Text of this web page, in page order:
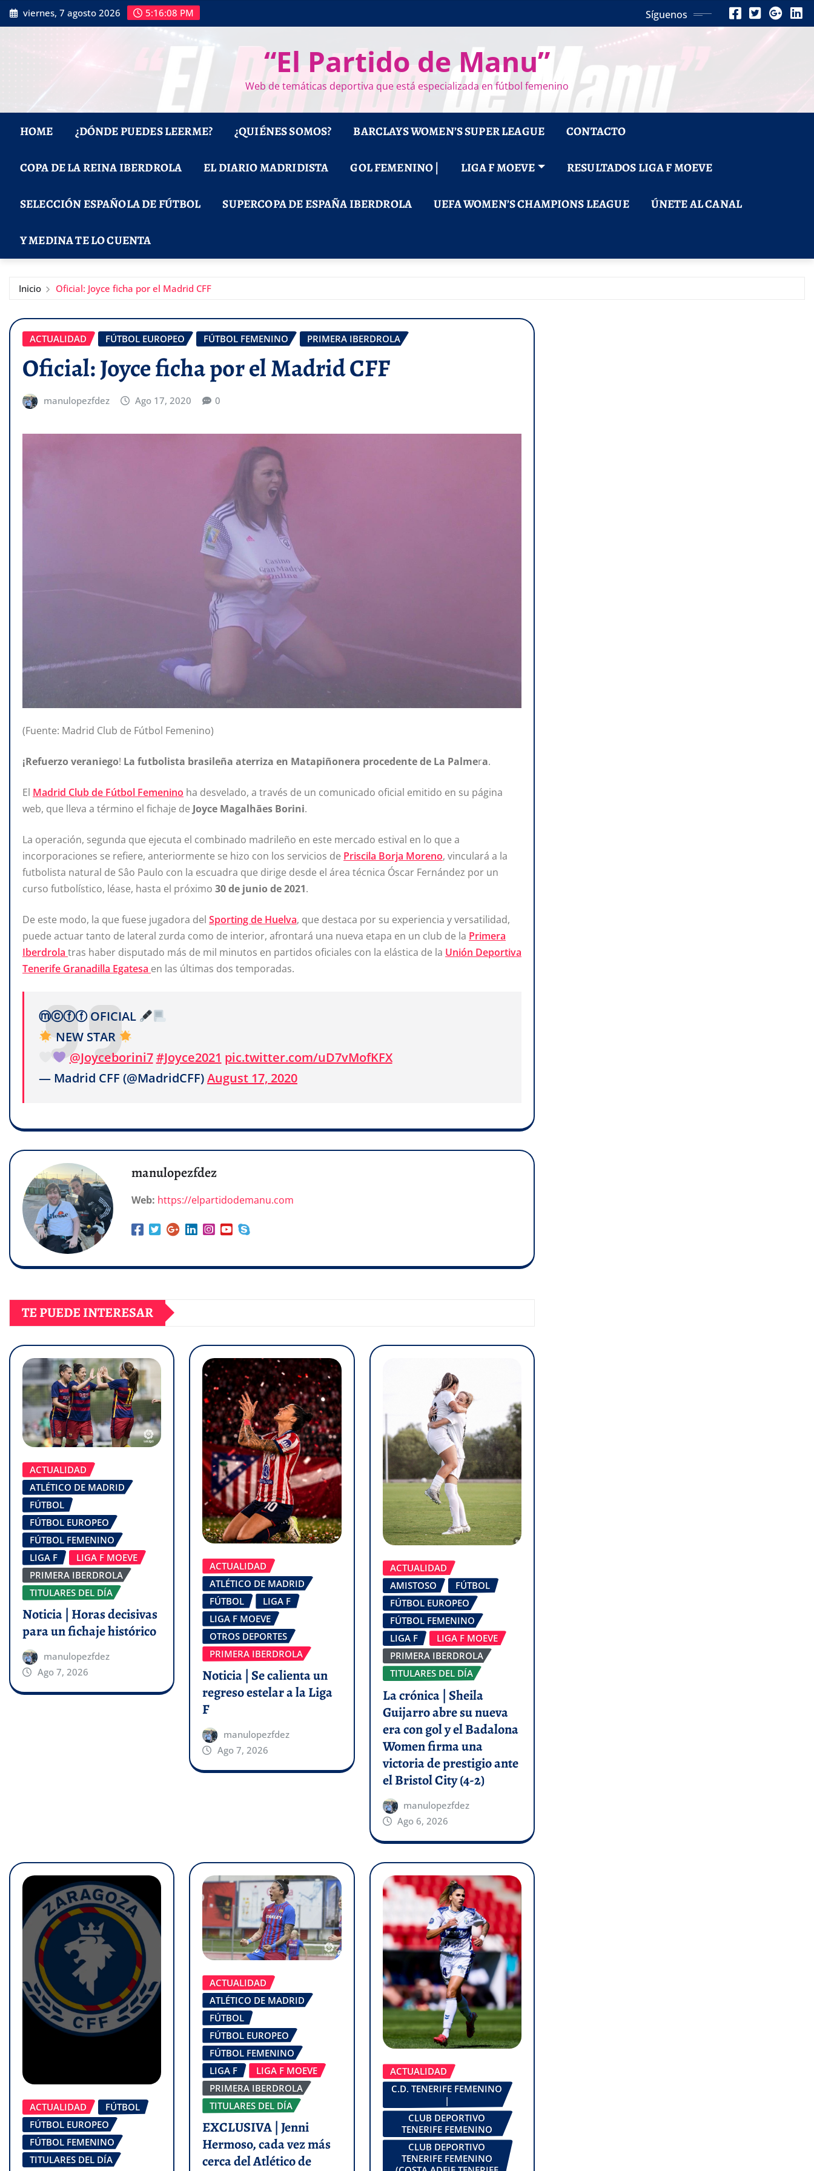
Saltar
al
viernes, 7 agosto 2026 5:16:10 PM Síguenos
“El Partido de Manu”
Web de temáticas deportiva que está especializada en fútbol femenino
HOME ¿DÓNDE PUEDES LEERME? ¿QUIÉNES SOMOS? BARCLAYS WOMEN’S SUPER LEAGUE CONTACTO
COPA DE LA REINA IBERDROLA EL DIARIO MADRIDISTA GOL FEMENINO | LIGA F MOEVE RESULTADOS LIGA F MOEVE
SELECCIÓN ESPAÑOLA DE FÚTBOL SUPERCOPA DE ESPAÑA IBERDROLA UEFA WOMEN’S CHAMPIONS LEAGUE ÚNETE AL CANAL
Y MEDINA TE LO CUENTA
Inicio Oficial: Joyce ficha por el Madrid CFF
ACTUALIDAD FÚTBOL EUROPEO FÚTBOL FEMENINO PRIMERA IBERDROLA
Oficial: Joyce ficha por el Madrid CFF
manulopezfdez Ago 17, 2020 0
(Fuente: Madrid Club de Fútbol Femenino)
¡Refuerzo veraniego! La futbolista brasileña aterriza en Matapiñonera procedente de La Palmera.
El Madrid Club de Fútbol Femenino ha desvelado, a través de un comunicado oficial emitido en su página
web, que lleva a término el fichaje de Joyce Magalhães Borini.
La operación, segunda que ejecuta el combinado madrileño en este mercado estival en lo que a
incorporaciones se refiere, anteriormente se hizo con los servicios de Priscila Borja Moreno, vinculará a la
futbolista natural de Sâo Paulo con la escuadra que dirige desde el área técnica Óscar Fernández por un
curso futbolístico, léase, hasta el próximo 30 de junio de 2021.
De este modo, la que fuese jugadora del Sporting de Huelva, que destaca por su experiencia y versatilidad,
puede actuar tanto de lateral zurda como de interior, afrontará una nueva etapa en un club de la Primera
Iberdrola tras haber disputado más de mil minutos en partidos oficiales con la elástica de la Unión Deportiva
Tenerife Granadilla Egatesa en las últimas dos temporadas.
ⓜⓒⓕⓕ OFICIAL
NEW STAR
@Joyceborini7 #Joyce2021 pic.twitter.com/uD7vMofKFX
— Madrid CFF (@MadridCFF)August 17, 2020
manulopezfdez
Web: https://elpartidodemanu.com
TE PUEDE INTERESAR
ACTUALIDAD
ATLÉTICO DE MADRID
FÚTBOL
FÚTBOL EUROPEO
FÚTBOL FEMENINO
LIGA F
LIGA F MOEVE
PRIMERA IBERDROLA
TITULARES DEL DÍA
Noticia | Horas decisivas
para un fichaje histórico
manulopezfdez
Ago 7, 2026
ACTUALIDAD
ATLÉTICO DE MADRID
FÚTBOL
LIGA F
LIGA F MOEVE
OTROS DEPORTES
PRIMERA IBERDROLA
Noticia | Se calienta un
regreso estelar a la Liga
F
manulopezfdez
Ago 7, 2026
ACTUALIDAD
AMISTOSO
FÚTBOL
FÚTBOL EUROPEO
FÚTBOL FEMENINO
LIGA F
LIGA F MOEVE
PRIMERA IBERDROLA
TITULARES DEL DÍA
La crónica | Sheila
Guijarro abre su nueva
era con gol y el Badalona
Women firma una
victoria de prestigio ante
el Bristol City (4-2)
manulopezfdez
Ago 6, 2026
ACTUALIDAD
FÚTBOL
FÚTBOL EUROPEO
FÚTBOL FEMENINO
TITULARES DEL DÍA
ACTUALIDAD
ATLÉTICO DE MADRID
FÚTBOL
FÚTBOL EUROPEO
FÚTBOL FEMENINO
LIGA F
LIGA F MOEVE
PRIMERA IBERDROLA
TITULARES DEL DÍA
EXCLUSIVA | Jenni
Hermoso, cada vez más
cerca del Atlético de
ACTUALIDAD
C.D. TENERIFE FEMENINO
|
CLUB DEPORTIVO
TENERIFE FEMENINO
CLUB DEPORTIVO
TENERIFE FEMENINO